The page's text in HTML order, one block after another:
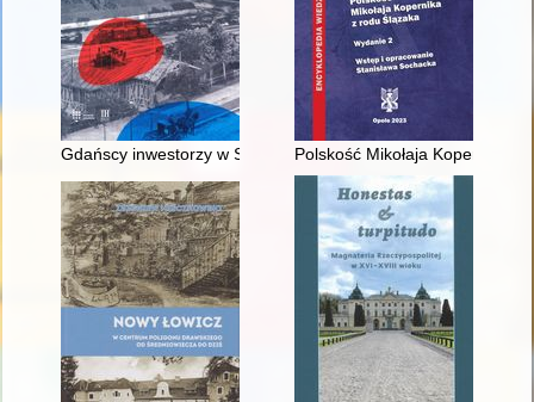
Gdańscy inwestorzy w Sopocie : prestiż finansowy i
Polskość Mikołaja Kopernika z